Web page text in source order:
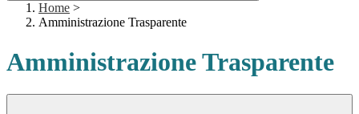
Home >
Amministrazione Trasparente
Amministrazione Trasparente